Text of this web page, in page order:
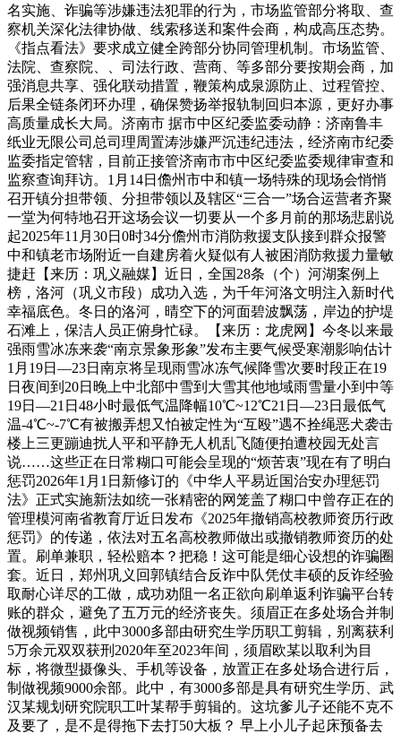
名实施、诈骗等涉嫌违法犯罪的行为，市场监管部分将取、查
察机关深化法律协做、线索移送和案件会商，构成高压态势。
《指点看法》要求成立健全跨部分协同管理机制。市场监管、
法院、查察院、、司法行政、营商、等多部分要按期会商，加
强消息共享、强化联动措置，鞭策构成泉源防止、过程管控、
后果全链条闭环办理，确保赞扬举报轨制回归本源，更好办事
高质量成长大局。济南市 据市中区纪委监委动静：济南鲁丰
纸业无限公司总司理周置涛涉嫌严沉违纪违法，经济南市纪委
监委指定管辖，目前正接管济南市市中区纪委监委规律审查和
监察查询拜访。1月14日儋州市中和镇一场特殊的现场会悄悄
召开镇分担带领、分担带领以及辖区“三合一”场合运营者齐聚
一堂为何特地召开这场会议一切要从一个多月前的那场悲剧说
起2025年11月30日0时34分儋州市消防救援支队接到群众报警
中和镇老市场附近一自建房着火疑似有人被困消防救援力量敏
捷赶【来历：巩义融媒】近日，全国28条（个）河湖案例上
榜，洛河（巩义市段）成功入选，为千年河洛文明注入新时代
幸福底色。冬日的洛河，晴空下的河面碧波飘荡，岸边的护堤
石滩上，保洁人员正俯身忙碌。【来历：龙虎网】今冬以来最
强雨雪冰冻来袭“南京景象形象”发布主要气候受寒潮影响估计
1月19日—23日南京将呈现雨雪冰冻气候降雪次要时段正在19
日夜间到20日晚上中北部中雪到大雪其他地域雨雪量小到中等
19日—21日48小时最低气温降幅10℃~12℃21日—23日最低气
温-4℃~-7℃有被搬弄想又怕被定性为“互殴”遇不拴绳恶犬袭击
楼上三更蹦迪扰人平和平静无人机乱飞随便拍遭校园无处言
说……这些正在日常糊口可能会呈现的“烦苦衷”现在有了明白
惩罚2026年1月1日新修订的《中华人平易近国治安办理惩罚
法》正式实施新法如统一张精密的网笼盖了糊口中曾存正在的
管理模河南省教育厅近日发布《2025年撤销高校教师资历行政
惩罚》的传递，依法对五名高校教师做出或撤销教师资历的处
置。刷单兼职，轻松赔本？把稳！这可能是细心设想的诈骗圈
套。近日，郑州巩义回郭镇结合反诈中队凭仗丰硕的反诈经验
取耐心详尽的工做，成功劝阻一名正欲向刷单返利诈骗平台转
账的群众，避免了五万元的经济丧失。须眉正在多处场合并制
做视频销售，此中3000多部由研究生学历职工剪辑，别离获利
5万余元双双获刑2020年至2023年间，须眉欧某以取利为目
标，将微型摄像头、手机等设备，放置正在多处场合进行后，
制做视频9000余部。此中，有3000多部是具有研究生学历、武
汉某规划研究院职工叶某帮手剪辑的。这坑爹儿子还能不克不
及要了，是不是得拖下去打50大板？ 早上小儿子起床预备去